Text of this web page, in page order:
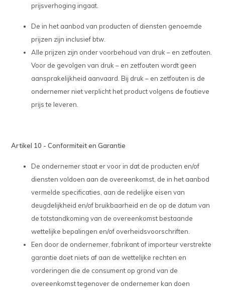
prijsverhoging ingaat.
De in het aanbod van producten of diensten genoemde
prijzen zijn inclusief btw.
Alle prijzen zijn onder voorbehoud van druk – en zetfouten.
Voor de gevolgen van druk – en zetfouten wordt geen
aansprakelijkheid aanvaard. Bij druk – en zetfouten is de
ondernemer niet verplicht het product volgens de foutieve
prijs te leveren.
Artikel 10 - Conformiteit en Garantie
De ondernemer staat er voor in dat de producten en/of
diensten voldoen aan de overeenkomst, de in het aanbod
vermelde specificaties, aan de redelijke eisen van
deugdelijkheid en/of bruikbaarheid en de op de datum van
de totstandkoming van de overeenkomst bestaande
wettelijke bepalingen en/of overheidsvoorschriften.
Een door de ondernemer, fabrikant of importeur verstrekte
garantie doet niets af aan de wettelijke rechten en
vorderingen die de consument op grond van de
overeenkomst tegenover de ondernemer kan doen